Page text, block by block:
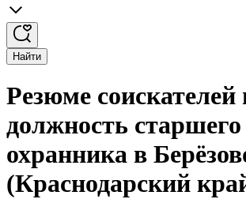
Найти
Резюме соискателей
должность старшего
охранника в
(Краснодарский